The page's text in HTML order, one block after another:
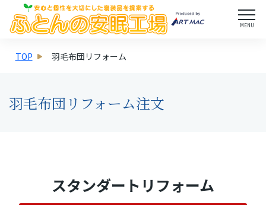
MENU
TOP 羽毛布団リフォーム
羽毛布団リフォーム注文
スタンダートリフォーム